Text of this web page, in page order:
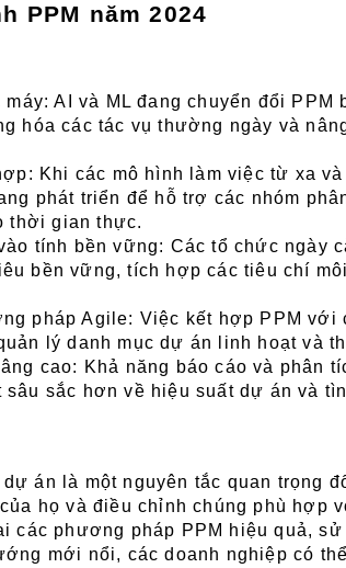
PPM năm 2024
AI và ML đang chuyển đổi PPM
hóa các tác vụ thường ngày và
Khi các mô hình làm việc từ xa
phát triển để hỗ trợ các nhóm
thời gian thực.
tính bền vững: Các tổ chức ngày
bền vững, tích hợp các tiêu chí
pháp Agile: Việc kết hợp PPM với
lý danh mục dự án linh hoạt và
cao: Khả năng báo cáo và phân
sắc hơn về hiệu suất dự án và
án là một nguyên tắc quan trọng
họ và điều chỉnh chúng phù hợp
các phương pháp PPM hiệu quả,
mới nổi, các doanh nghiệp có